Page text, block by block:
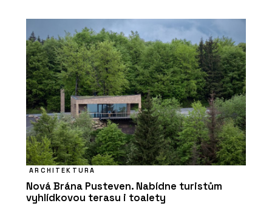
ARCHITEKTURA
Nová Brána Pusteven. Nabídne turistům
vyhlídkovou terasu i toalety